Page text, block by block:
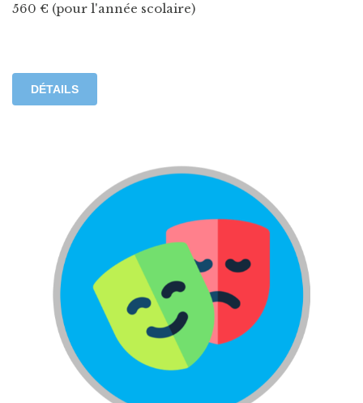
560 € (pour l'année scolaire)
DÉTAILS